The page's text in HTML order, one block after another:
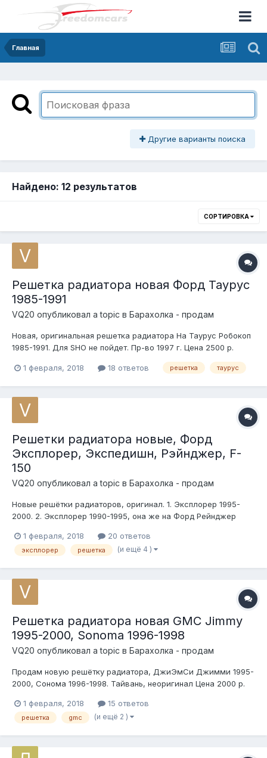
Главная
Другие варианты поиска
Найдено: 12 результатов
СОРТИРОВКА
Решетка радиатора новая Форд Таурус
1985-1991
VQ20 опубликовал a topic в Барахолка - продам
Новая, оригинальная решетка радиатора На Таурус Робокоп
1985-1991. Для SHO не пойдет. Пр-во 1997 г. Цена 2500 р.
1 февраля, 2018 18 ответов решетка таурус
Решетки радиатора новые, Форд
Эксплорер, Экспедишн, Рэйнджер, F-
150
VQ20 опубликовал a topic в Барахолка - продам
Новые решётки радиаторов, оригинал. 1. Эксплорер 1995-
2000. 2. Эксплорер 1990-1995, она же на Форд Рейнджер
(Тайвань) продано Цена: 2000 / шт.
1 февраля, 2018 20 ответов
эксплорер решетка (и ещё 4 )
Решетка радиатора новая GMC Jimmy
1995-2000, Sonoma 1996-1998
VQ20 опубликовал a topic в Барахолка - продам
Продам новую решётку радиатора, ДжиЭмСи Джимми 1995-
2000, Сонома 1996-1998. Тайвань, неоригинал Цена 2000 р.
1 февраля, 2018 15 ответов
решетка gmc (и ещё 2 )